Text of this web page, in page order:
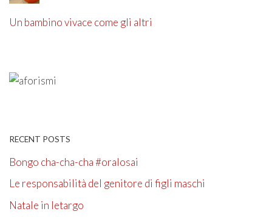
Un bambino vivace come gli altri
RECENT POSTS
Bongo cha-cha-cha #oralosai
Le responsabilità del genitore di figli maschi
Natale in letargo